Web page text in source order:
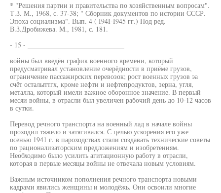
* "Решения партии и правительства по хозяйственным вопросам".
Т.З. М., 1968, с. 37-38; " Сборник документов по истории СССР.
Эпоха социализма". Вып. 4 ( I94I-I945 гг.) Под ред.
В.З.Дробижева. М., 1981, с. 181.
- 15 - ____________________________
войны был введён график военного времени, который
предусматривал установление очерёдности в приёме грузов,
ограничение пассажирских перевозок; рост военных грузов эа
счёт осталыттгх, кроме нефти и нефтепродуктов, зерна, угля,
металла, который имели важное оборонное значение. В первый
месяи войны, в отрасли был увеличен рабочий день до 10-12 часов
в сутки.
Перевод речного транспорта на военный лад в начале войны
проходил тяжело и затягивался. С целью ускорения его уже
осенью 1941 г. в пароходствах стали создавать технические советы
по рационализаторским предложениям и изобретениям.
Необходимо было усилить агитационную работу в отрасли,
которая в первые месяцы войны не отвечала новым условиям.
Важным источником пополнения речного транспорта новыми
кадрами явились женщины и молодёжь. Они освоили многие